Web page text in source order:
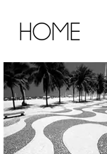
HOME